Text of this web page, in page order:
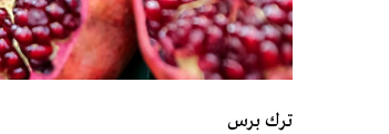
ترك برس